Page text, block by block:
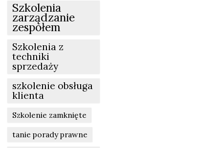
Szkolenia
zarządzanie
zespołem
Szkolenia z
techniki
sprzedaży
szkolenie obsługa
klienta
Szkolenie zamknięte
tanie porady prawne